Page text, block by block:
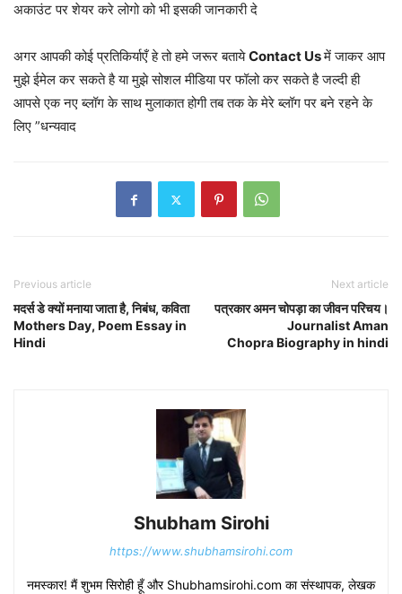
अकाउंट पर शेयर करे लोगो को भी इसकी जानकारी दे
अगर आपकी कोई प्रतिकिर्याएँ हे तो हमे जरूर बतायेContact Usमें जाकर आप
मुझे ईमेल कर सकते है या मुझे सोशल मीडिया पर फॉलो कर सकते है जल्दी ही
आपसे एक नए ब्लॉग के साथ मुलाकात होगी तब तक के मेरे ब्लॉग पर बने रहने के
लिए ”धन्यवाद
Previous article
मदर्स डे क्यों मनाया जाता है, निबंध, कविता
Mothers Day, Poem Essay in
Hindi
Next article
पत्रकार अमन चोपड़ा का जीवन परिचय।
Journalist Aman
Chopra Biography in hindi
Shubham Sirohi
https://www.shubhamsirohi.com
नमस्कार! मैं शुभम सिरोही हूँ और Shubhamsirohi.com का संस्थापक, लेखक